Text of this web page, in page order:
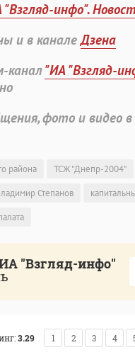
"Взгляд-инфо".
и в каналеДзена
канал"ИА "Взгляд-
фото и видео
района ТСЖ "Днепр-2004"
Степанов
"Взгляд-инфо"
3.29 1 2 3 4